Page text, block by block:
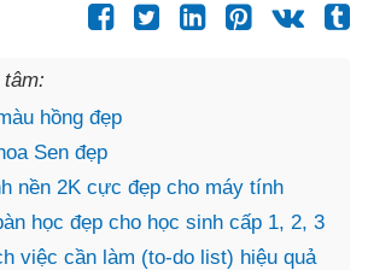
tâm:
hồng đẹp
Sen đẹp
nền 2K cực đẹp cho máy tính
học đẹp cho học sinh cấp 1, 2, 3
việc cần làm (to-do list) hiệu quả